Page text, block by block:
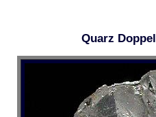
Quarz